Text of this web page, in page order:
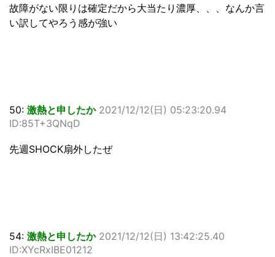
故障がない限りは確定だから大当たり濃厚、、、なんか言
い訳してやろう感が強い
50: 激熱と申したか 2021/12/12(日) 05:23:20.94
ID:85T+3QNqD
先週SHOCK扇外したぜ
54: 激熱と申したか 2021/12/12(日) 13:42:25.40
ID:XYcRxIBE01212